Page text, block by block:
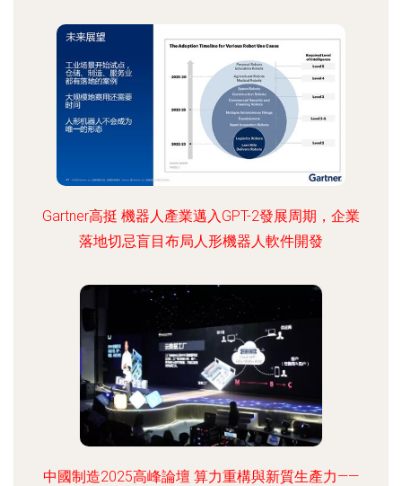
Gartner高挺 機器人產業邁入GPT-2發展周期，企業
落地切忌盲目布局人形機器人軟件開發
中國制造2025高峰論壇 算力重構與新質生產力——